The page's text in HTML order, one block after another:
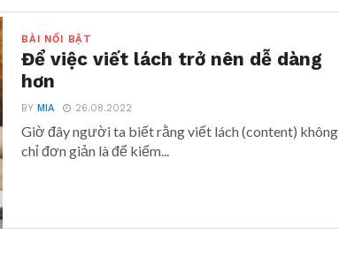
BÀI NỔI BẬT
Để việc viết lách trở nên dễ dàng
hơn
BYMIA 26.08.2022
Giờ đây người ta biết rằng viết lách (content) không
chỉ đơn giản là để kiếm...